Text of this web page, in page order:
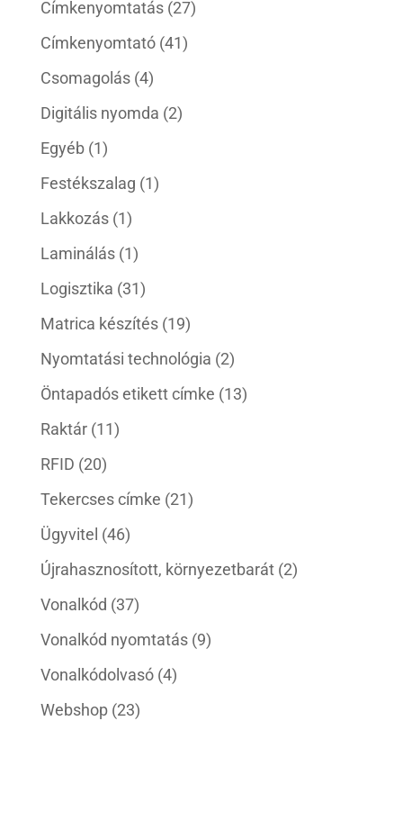
Címkenyomtatás(27)
Címkenyomtató(41)
Csomagolás(4)
Digitális nyomda (2)
Egyéb(1)
Festékszalag (1)
Lakkozás(1)
Laminálás(1)
Logisztika (31)
Matrica készítés(19)
Nyomtatási technológia (2)
Öntapadós etikett címke (13)
Raktár(11)
RFID (20)
Tekercses címke (21)
Ügyvitel (46)
Újrahasznosított, környezetbarát(2)
Vonalkód (37)
Vonalkód nyomtatás(9)
Vonalkódolvasó(4)
Webshop(23)